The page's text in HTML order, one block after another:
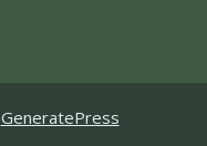
GeneratePress